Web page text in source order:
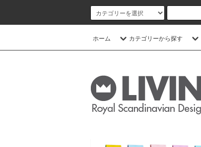
ホーム カテゴリーから探す